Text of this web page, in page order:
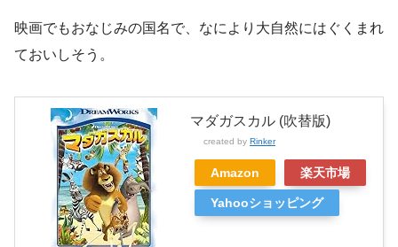
映画でもおなじみの国名で、なにより大自然にはぐくまれ
ておいしそう。
マダガスカル (吹替版)
created by Rinker
Amazon 楽天市場
Yahooショッピング